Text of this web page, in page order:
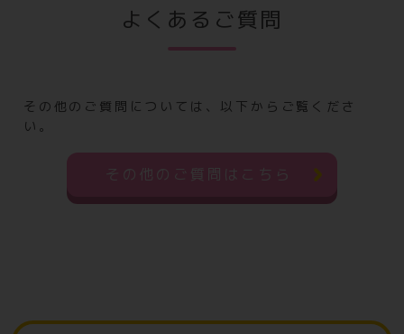
よくあるご質問
その他のご質問については、以下からご覧くださ
い。
その他のご質問はこちら